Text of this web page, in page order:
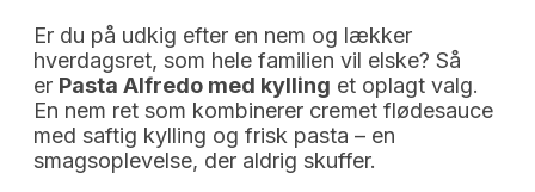
Er du på udkig efter en nem og lækker
hverdagsret, som hele familien vil elske? Så
er Pasta Alfredo med kylling et oplagt valg.
En nem ret som kombinerer cremet flødesauce
med saftig kylling og frisk pasta – en
smagsoplevelse, der aldrig skuffer.